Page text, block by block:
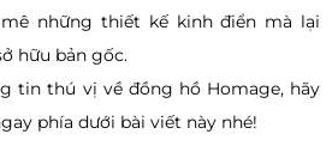
những thiết kế kinh điển mà lại
hữu bản gốc.
tin thú vị về đồng hồ Homage, hãy
phía dưới bài viết này nhé!